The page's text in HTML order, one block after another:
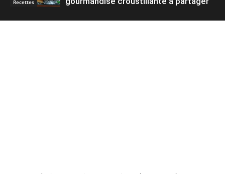
Recettes